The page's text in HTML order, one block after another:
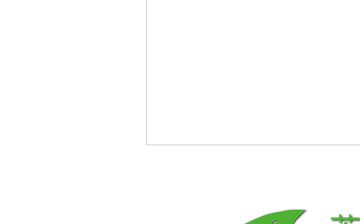
【一般競争入札】パトロール車